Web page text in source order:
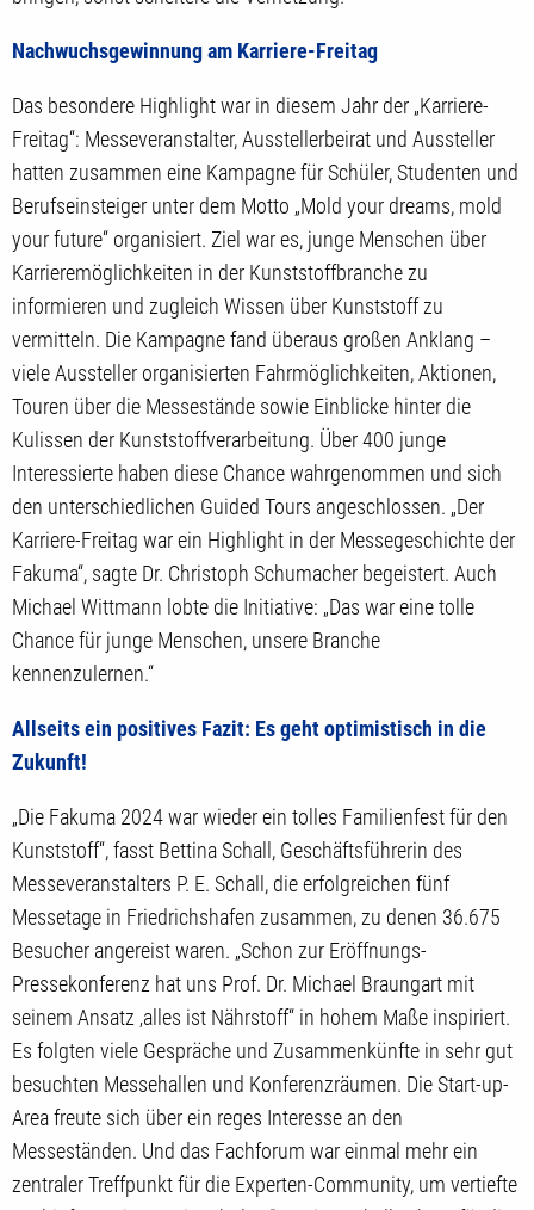
Nachwuchsgewinnung am Karriere-Freitag
Das besondere Highlight war in diesem Jahr der „Karriere-
Freitag“: Messeveranstalter, Ausstellerbeirat und Aussteller
hatten zusammen eine Kampagne für Schüler, Studenten und
Berufseinsteiger unter dem Motto „Mold your dreams, mold
your future“ organisiert. Ziel war es, junge Menschen über
Karrieremöglichkeiten in der Kunststoffbranche zu
informieren und zugleich Wissen über Kunststoff zu
vermitteln. Die Kampagne fand überaus großen Anklang –
viele Aussteller organisierten Fahrmöglichkeiten, Aktionen,
Touren über die Messestände sowie Einblicke hinter die
Kulissen der Kunststoffverarbeitung. Über 400 junge
Interessierte haben diese Chance wahrgenommen und sich
den unterschiedlichen Guided Tours angeschlossen. „Der
Karriere-Freitag war ein Highlight in der Messegeschichte der
Fakuma“, sagte Dr. Christoph Schumacher begeistert. Auch
Michael Wittmann lobte die Initiative: „Das war eine tolle
Chance für junge Menschen, unsere Branche
kennenzulernen.“
Allseits ein positives Fazit: Es geht optimistisch in die
Zukunft!
„Die Fakuma 2024 war wieder ein tolles Familienfest für den
Kunststoff“, fasst Bettina Schall, Geschäftsführerin des
Messeveranstalters P. E. Schall, die erfolgreichen fünf
Messetage in Friedrichshafen zusammen, zu denen 36.675
Besucher angereist waren. „Schon zur Eröffnungs-
Pressekonferenz hat uns Prof. Dr. Michael Braungart mit
seinem Ansatz ‚alles ist Nährstoff“ in hohem Maße inspiriert.
Es folgten viele Gespräche und Zusammenkünfte in sehr gut
besuchten Messehallen und Konferenzräumen. Die Start-up-
Area freute sich über ein reges Interesse an den
Messeständen. Und das Fachforum war einmal mehr ein
zentraler Treffpunkt für die Experten-Community, um vertiefte